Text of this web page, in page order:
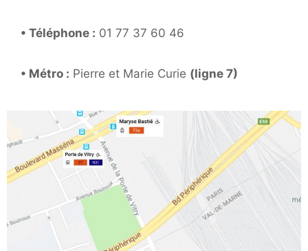
• Téléphone : 01 77 37 60 46
• Métro : Pierre et Marie Curie (ligne 7)